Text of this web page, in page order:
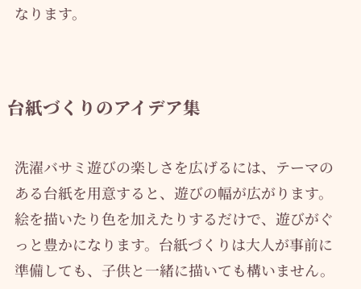
なります。
台紙づくりのアイデア集
洗濯バサミ遊びの楽しさを広げるには、テーマの
ある台紙を用意すると、遊びの幅が広がります。
絵を描いたり色を加えたりするだけで、遊びがぐ
っと豊かになります。台紙づくりは大人が事前に
準備しても、子供と一緒に描いても構いません。